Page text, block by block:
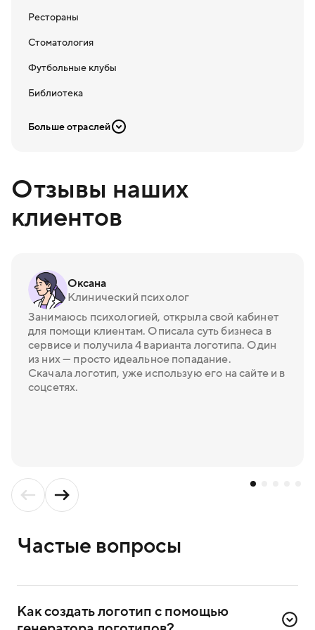
Рестораны
Стоматология
Футбольные клубы
Библиотека
Больше отраслей
Отзывы наших
клиентов
Оксана
Клинический психолог
Занимаюсь психологией, открыла свой кабинет
для помощи клиентам. Описала суть бизнеса в
сервисе и получила 4 варианта логотипа. Один
из них — просто идеальное попадание.
Скачала логотип, уже использую его на сайте и в
соцсетях.
Частые вопросы
Как создать логотип с помощью